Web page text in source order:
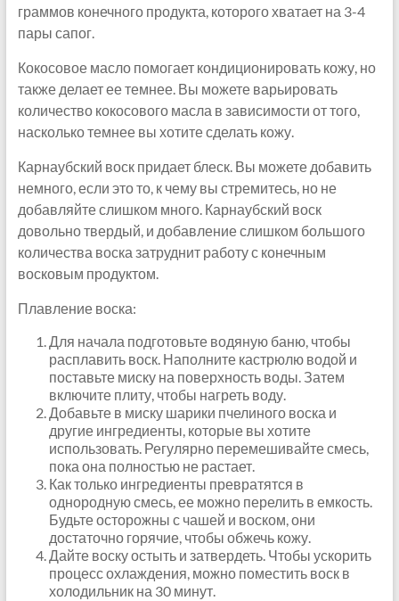
граммов конечного продукта, которого хватает на 3-4
пары сапог.
Кокосовое масло помогает кондиционировать кожу, но
также делает ее темнее. Вы можете варьировать
количество кокосового масла в зависимости от того,
насколько темнее вы хотите сделать кожу.
Карнаубский воск придает блеск. Вы можете добавить
немного, если это то, к чему вы стремитесь, но не
добавляйте слишком много. Карнаубский воск
довольно твердый, и добавление слишком большого
количества воска затруднит работу с конечным
восковым продуктом.
Плавление воска:
Для начала подготовьте водяную баню, чтобы
расплавить воск. Наполните кастрюлю водой и
поставьте миску на поверхность воды. Затем
включите плиту, чтобы нагреть воду.
Добавьте в миску шарики пчелиного воска и
другие ингредиенты, которые вы хотите
использовать. Регулярно перемешивайте смесь,
пока она полностью не растает.
Как только ингредиенты превратятся в
однородную смесь, ее можно перелить в емкость.
Будьте осторожны с чашей и воском, они
достаточно горячие, чтобы обжечь кожу.
Дайте воску остыть и затвердеть. Чтобы ускорить
процесс охлаждения, можно поместить воск в
холодильник на 30 минут.